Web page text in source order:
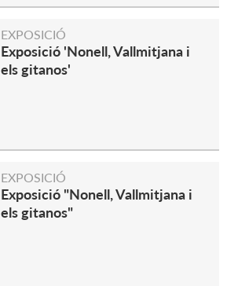
EXPOSICIÓ
Exposició 'Nonell, Vallmitjana i
els gitanos'
EXPOSICIÓ
Exposició "Nonell, Vallmitjana i
els gitanos"